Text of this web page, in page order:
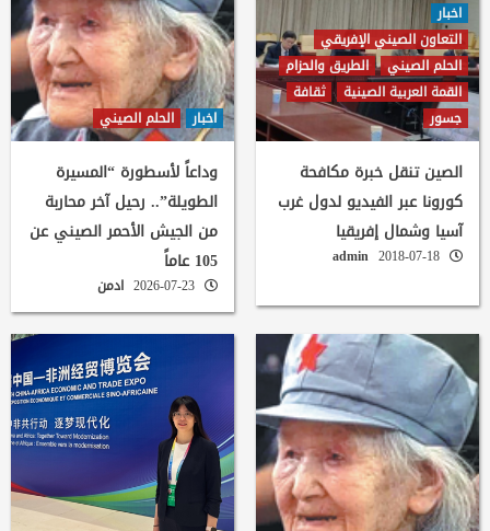
اخبار
التعاون الصيني الإفريقي
الحلم الصيني
الطريق والحزام
القمة العربية الصينية
ثقافة
جسور
الصين تنقل خبرة مكافحة
كورونا عبر الفيديو لدول غرب
آسيا وشمال إفريقيا
admin
اخبار الحلم الصيني
وداعاً لأسطورة “المسيرة
الطويلة”.. رحيل آخر محاربة
من الجيش الأحمر الصيني عن
105 عاماً
ادمن